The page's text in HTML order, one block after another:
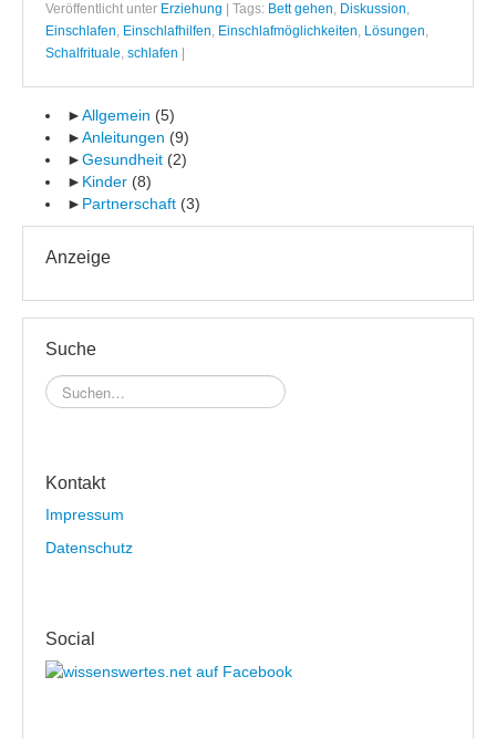
Veröffentlicht unter Erziehung Tags: Bett gehen, Diskussion,
Einschlafen, Einschlafhilfen, Einschlafmöglichkeiten, Lösungen,
Schalfrituale, schlafen
►Allgemein (5)
►Anleitungen (9)
►Gesundheit (2)
► Kinder (8)
► Partnerschaft (3)
Anzeige
Suche
Kontakt
Impressum
Datenschutz
Social